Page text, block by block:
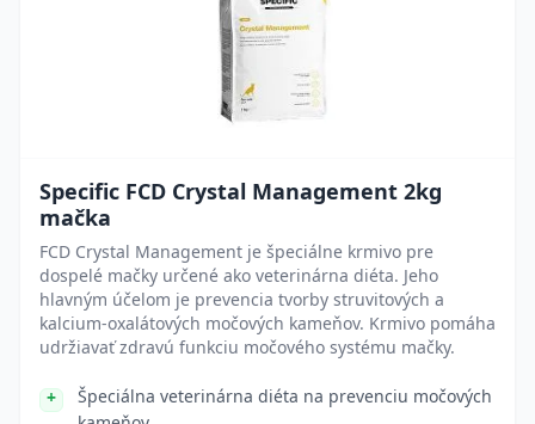
Specific FCD Crystal Management 2kg
mačka
FCD Crystal Management je špeciálne krmivo pre
dospelé mačky určené ako veterinárna diéta. Jeho
hlavným účelom je prevencia tvorby struvitových a
kalcium-oxalátových močových kameňov. Krmivo pomáha
udržiavať zdravú funkciu močového systému mačky.
Špeciálna veterinárna diéta na prevenciu močových